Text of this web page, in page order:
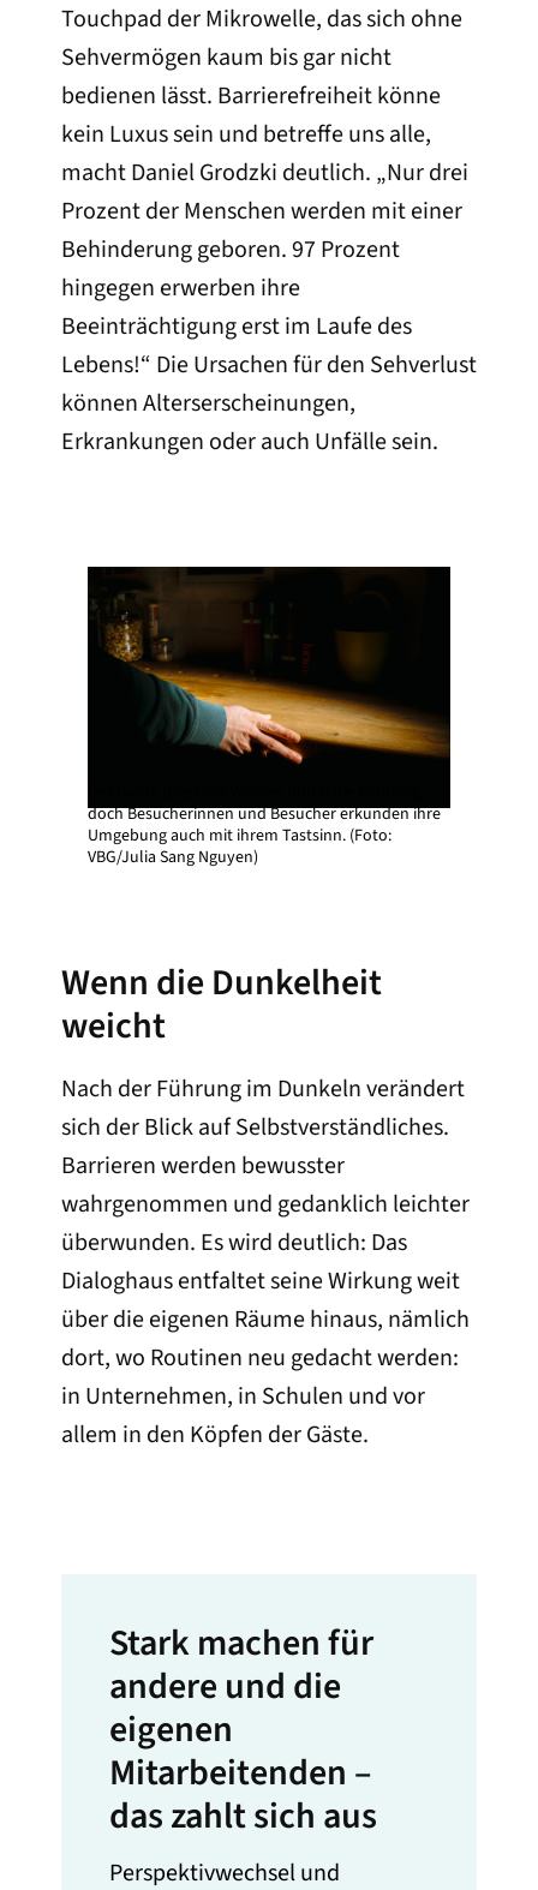
Touchpad der Mikrowelle, das sich ohne
Sehvermögen kaum bis gar nicht
bedienen lässt. Barrierefreiheit könne
kein Luxus sein und betreffe uns alle,
macht Daniel Grodzki deutlich. „Nur drei
Prozent der Menschen werden mit einer
Behinderung geboren. 97 Prozent
hingegen erwerben ihre
Beeinträchtigung erst im Laufe des
Lebens!“ Die Ursachen für den Sehverlust
können Alterserscheinungen,
Erkrankungen oder auch Unfälle sein.
doch Besucherinnen und Besucher erkunden ihre
Umgebung auch mit ihrem Tastsinn. (Foto:
VBG/Julia Sang Nguyen)
Wenn die Dunkelheit
weicht
Nach der Führung im Dunkeln verändert
sich der Blick auf Selbstverständliches.
Barrieren werden bewusster
wahrgenommen und gedanklich leichter
überwunden. Es wird deutlich: Das
Dialoghaus entfaltet seine Wirkung weit
über die eigenen Räume hinaus, nämlich
dort, wo Routinen neu gedacht werden:
in Unternehmen, in Schulen und vor
allem in den Köpfen der Gäste.
Stark machen für
andere und die
eigenen
Mitarbeitenden –
das zahlt sich aus
Perspektivwechsel und